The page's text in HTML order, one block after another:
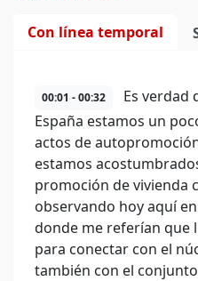
Con línea temporal
00:01 - 00:32
Es verdad
España estamos un
actos de
estamos
promoción de vivienda
observando hoy aquí
donde me referían que
para conectar con el
también con el